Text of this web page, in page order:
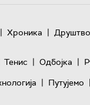
| Хроника | Друштво
Тенис | Одбојка |
| Путујемо |